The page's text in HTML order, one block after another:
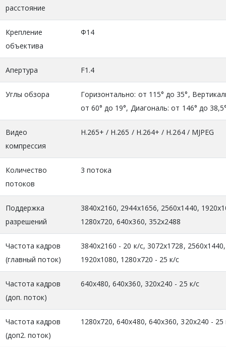
расстояние
Крепление
объектива
Φ14
Апертура F1.4
Углы обзора
Горизонтально: от 115° до 35°,
от 60° до 19°, Диагональ: от 146° до
Видео
компрессия
H.265+ / H.265 / H.264+ / H.264 / MJPEG
Количество
потоков
3 потока
Поддержка
разрешений
3840x2160, 2944x1656, 2560x1440,
1280x720, 640x360, 352x2488
Частота кадров
(главный поток)
3840x2160 - 20 к/с, 3072x1728, 2560x1440,
1920x1080, 1280x720 - 25 к/с
Частота кадров
(доп. поток)
640x480, 640x360, 320x240 - 25 к/с
Частота кадров
(доп2. поток)
1280x720, 640x480, 640x360, 320x240 - 25